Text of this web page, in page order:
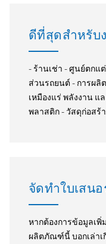
ดีที่สุดสำหรับ
- ร้านเช่า - ศูนย์ตกแ
ส่วนรถยนต์ - การผลิ
เหมืองแร่ พลังงาน แ
พลาสติก - วัสดุก่อสร้
จัดทำใบเสนอ
หากต้องการข้อมูลเพิ่
ผลิตภัณฑ์นี้ บอกเล่า